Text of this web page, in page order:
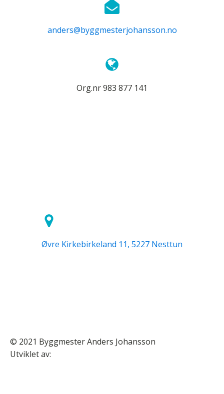
anders@byggmesterjohansson.no
Org.nr 983 877 141
Øvre Kirkebirkeland 11, 5227 Nesttun
© 2021 Byggmester Anders Johansson
Utviklet av: